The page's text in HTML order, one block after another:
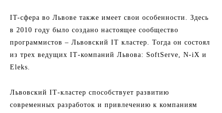
IT-сфера во Львове также имеет свои особенности. Здесь
в 2010 году было создано настоящее сообщество
программистов – Львовский ІТ кластер. Тогда он состоял
из трех ведущих ІТ-компаний Львова: SoftServe, N-iX и ​​
Eleks.
Львовский ІТ-кластер способствует развитию
современных разработок и привлечению к компаниям